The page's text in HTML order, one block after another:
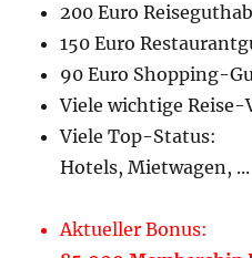
200 Euro
150 Euro
90 Euro Shopping-
Viele wichtige
Viele Top-Status:
Hotels, Mietwagen, ...
Aktueller Bonus: